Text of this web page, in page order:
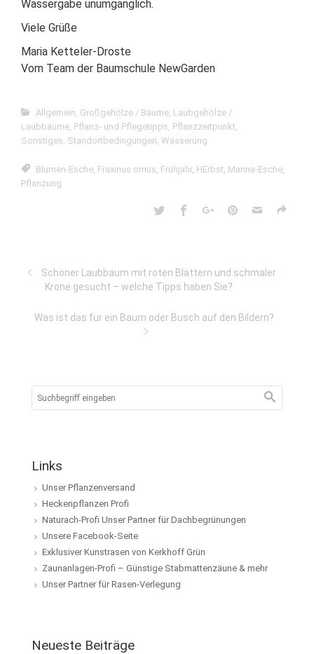
Wassergabe unumgänglich.
Viele Grüße
Maria Ketteler-Droste
Vom Team der Baumschule NewGarden
Allgemein, Großgehölze / Bäume, Laubgehölze /
Laubbäume, Pflanz- und Pflegetipps, Pflanzzeitpunkt,
Sonstiges, Standortbedingungen, Wässerung
Blumen-Esche, Fraxinus ornus, Frühjahr, HErbst, Manna-Esche,
Pflanzung
Schöner Laubbaum mit roten Blättern und schmaler
Krone gesucht – welche Tipps haben Sie?
Was ist das für ein Baum oder Busch auf den Bildern?
Links
Unser Pflanzenversand
Heckenpflanzen Profi
Naturach-Profi Unser Partner für Dachbegrünungen
Unsere Facebook-Seite
Exklusiver Kunstrasen von Kerkhoff Grün
Zaunanlagen-Profi – Günstige Stabmattenzäune & mehr
Unser Partner für Rasen-Verlegung
Neueste Beiträge